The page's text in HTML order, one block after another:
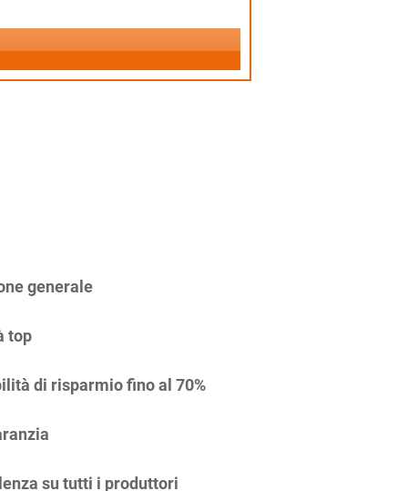
generale
top
di risparmio fino al 70%
su tutti i produttori